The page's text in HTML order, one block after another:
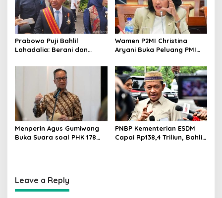
Prabowo Puji Bahlil
Lahadalia: Berani dan
88–89
Wamen P2MI Christina
Aryani Buka Peluang PMI
dan Syaratnya
Menperin Agus Gumiwang
Buka Suara soal PHK 178
PNBP Kementerian ESDM
Capai Rp138,4 Triliun, Bahlil
Leave a Reply